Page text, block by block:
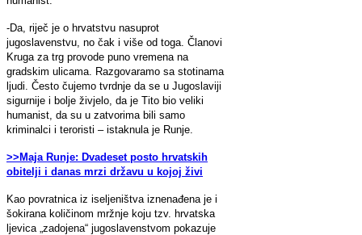
-Da, riječ je o hrvatstvu nasuprot
jugoslavenstvu, no čak i više od toga. Članovi
Kruga za trg provode puno vremena na
gradskim ulicama. Razgovaramo sa stotinama
ljudi. Često čujemo tvrdnje da se u Jugoslaviji
sigurnije i bolje živjelo, da je Tito bio veliki
humanist, da su u zatvorima bili samo
kriminalci i teroristi – istaknula je Runje.
>>Maja Runje: Dvadeset posto hrvatskih
obitelji i danas mrzi državu u kojoj živi
Kao povratnica iz iseljeništva iznenađena je i
šokirana količinom mržnje koju tzv. hrvatska
ljevica „zadojena“ jugoslavenstvom pokazuje